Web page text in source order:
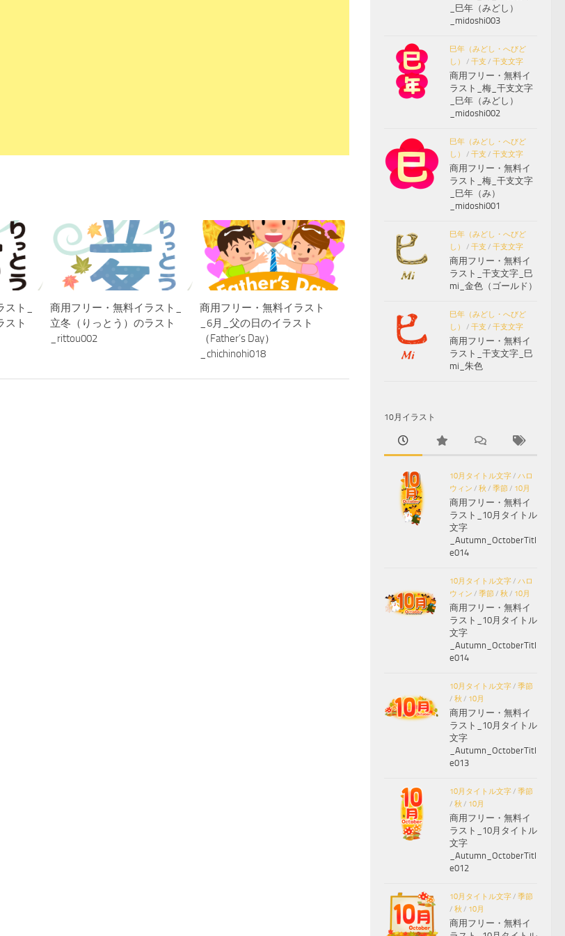
ト_
スト
商用フリー・無料イラスト_
立冬（りっとう）のラスト
_rittou002
商用フリー・無料イラスト
_6月_父の日のイラスト
（Father’s Day）
_chichinohi018
_巳年（みどし）
_midoshi003
巳年（みどし・へびど
し）
/ 干支 / 干支文字
商用フリー・無料イ
ラスト_梅_干支文字
_巳年（みどし）
_midoshi002
巳年（みどし・へびど
し）
/ 干支 / 干支文字
商用フリー・無料イ
ラスト_梅_干支文字
_巳年（み）
_midoshi001
巳年（みどし・へびど
し）
/ 干支 / 干支文字
商用フリー・無料イ
ラスト_干支文字_巳
mi_金色（ゴールド）
巳年（みどし・へびど
し）
/ 干支 / 干支文字
商用フリー・無料イ
ラスト_干支文字_巳
mi_朱色
10月イラスト
10月タイトル文字/ ハロ
ウィン / 秋 / 季節/ 10月
商用フリー・無料イ
ラスト_10月タイトル
文字
_Autumn_OctoberTitl
e014
10月タイトル文字/ ハロ
ウィン / 季節/ 秋 / 10月
商用フリー・無料イ
ラスト_10月タイトル
文字
_Autumn_OctoberTitl
e014
10月タイトル文字/ 季節
/ 秋 / 10月
商用フリー・無料イ
ラスト_10月タイトル
文字
_Autumn_OctoberTitl
e013
10月タイトル文字/ 季節
/ 秋 / 10月
商用フリー・無料イ
ラスト_10月タイトル
文字
_Autumn_OctoberTitl
e012
10月タイトル文字/ 季節
/ 秋 / 10月
商用フリー・無料イ